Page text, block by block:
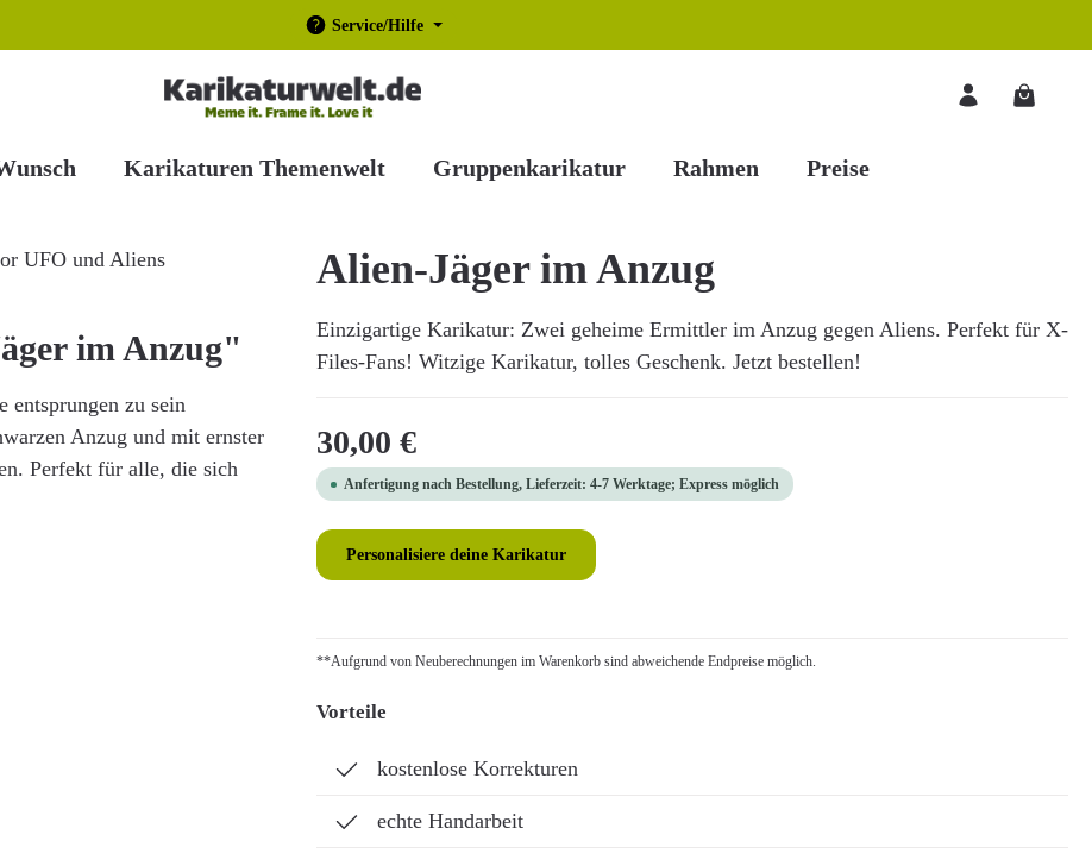
Service/Hilfe
Karikaturen Themenwelt Gruppenkarikatur Rahmen Preise
Alien-Jäger im Anzug
Einzigartige Karikatur: Zwei geheime Ermittler im Anzug gegen Aliens. Perfekt für X-
Files-Fans! Witzige Karikatur, tolles Geschenk. Jetzt bestellen!
Regulärer Preis:
30,00 €
Anfertigung nach Bestellung, Lieferzeit: 4-7 Werktage; Express möglich
Personalisiere deine Karikatur
**Aufgrund von Neuberechnungen im Warenkorb sind abweichende Endpreise möglich.
Vorteile
kostenlose Korrekturen
echte Handarbeit
im Anzug"
entsprungen zu sein
Anzug und mit ernster
Perfekt für alle, die sich